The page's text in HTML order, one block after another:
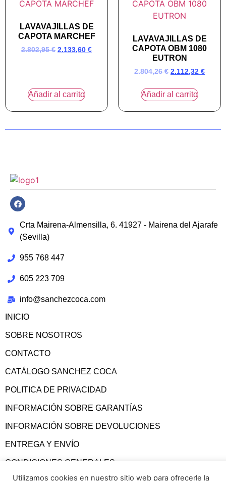
LAVAVAJILLAS DE
CAPOTA MARCHEF
2.802,95€ 2.133,60 €
Añadir al carrito
LAVAVAJILLAS DE
CAPOTA OBM 1080
EUTRON
2.804,26€ 2.112,32 €
Añadir al carrito
Crta Mairena-Almensilla, 6. 41927 - Mairena del Ajarafe
(Sevilla)
955 768 447
605 223 709
info@sanchezcoca.com
INICIO
SOBRE NOSOTROS
CONTACTO
CATÁLOGO SANCHEZ COCA
POLITICA DE PRIVACIDAD
INFORMACIÓN SOBRE GARANTÍAS
INFORMACIÓN SOBRE DEVOLUCIONES
ENTREGA Y ENVÍO
CONDICIONES GENERALES
Utilizamos cookies en nuestro sitio web para ofrecerle la